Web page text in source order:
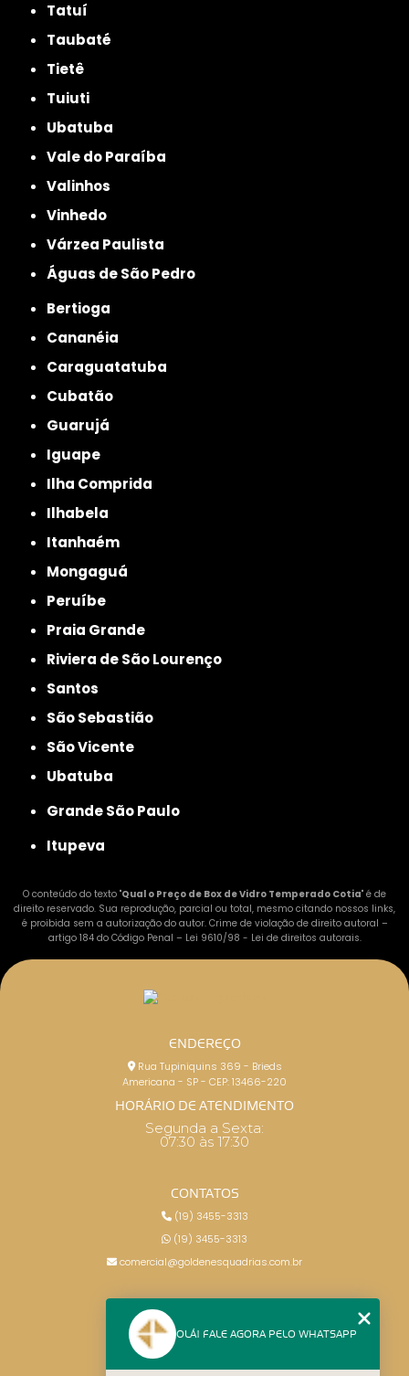
Tatuí
Taubaté
Tietê
Tuiuti
Ubatuba
Vale do Paraíba
Valinhos
Vinhedo
Várzea Paulista
Águas de São Pedro
Bertioga
Cananéia
Caraguatatuba
Cubatão
Guarujá
Iguape
Ilha Comprida
Ilhabela
Itanhaém
Mongaguá
Peruíbe
Praia Grande
Riviera de São Lourenço
Santos
São Sebastião
São Vicente
Ubatuba
Grande São Paulo
Itupeva
O conteúdo do texto "Qual o Preço de Box de Vidro Temperado Cotia" é de
direito reservado. Sua reprodução, parcial ou total, mesmo citando nossos links,
é proibida sem a autorização do autor. Crime de violação de direito autoral –
artigo 184 do Código Penal – Lei 9610/98 - Lei de direitos autorais.
ENDEREÇO
Rua Tupiniquins 369 - Brieds
Americana - SP - CEP: 13466-220
HORÁRIO DE ATENDIMENTO
Segunda a Sexta:
07:30 às 17:30
CONTATOS
(19) 3455-3313
(19) 3455-3313
comercial@goldenesquadrias.com.br
HOME
OLÁ! FALE AGORA PELO WHATSAPP